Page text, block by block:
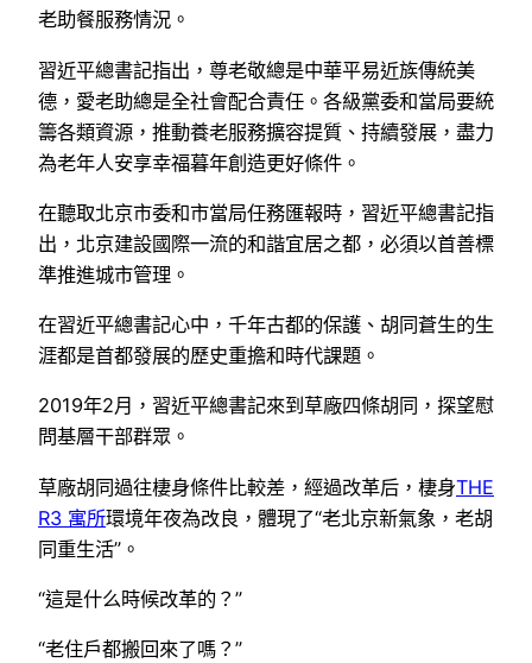
老助餐服務情況。
習近平總書記指出，尊老敬總是中華平易近族傳統美
德，愛老助總是全社會配合責任。各級黨委和當局要統
籌各類資源，推動養老服務擴容提質、持續發展，盡力
為老年人安享幸福暮年創造更好條件。
在聽取北京市委和市當局任務匯報時，習近平總書記指
出，北京建設國際一流的和諧宜居之都，必須以首善標
準推進城市管理。
在習近平總書記心中，千年古都的保護、胡同蒼生的生
涯都是首都發展的歷史重擔和時代課題。
2019年2月，習近平總書記來到草廠四條胡同，探望慰
問基層干部群眾。
草廠胡同過往棲身條件比較差，經過改革后，棲身THE
R3 寓所環境年夜為改良，體現了“老北京新氣象，老胡
同重生活”。
“這是什么時候改革的？”
“老住戶都搬回來了嗎？”